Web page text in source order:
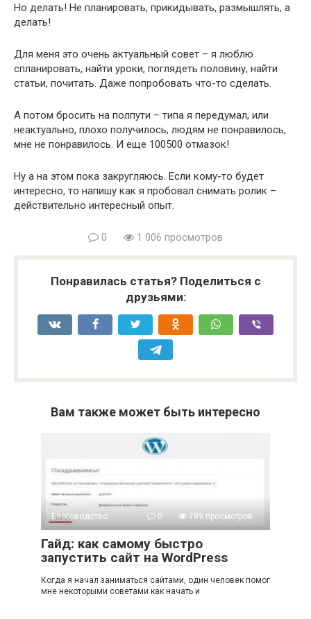
Но делать! Не планировать, прикидывать, размышлять, а
делать!
Для меня это очень актуальный совет – я люблю
спланировать, найти уроки, поглядеть половину, найти
статьи, почитать. Даже попробовать что-то сделать.
А потом бросить на полпути – типа я передумал, или
неактуально, плохо получилось, людям не понравилось,
мне не понравилось. И еще 100500 отмазок!
Ну а на этом пока закругляюсь. Если кому-то будет
интересно, то напишу как я пробовал снимать ролик –
действительно интересный опыт.
0 1 006 просмотров
Понравилась статья? Поделиться с
друзьями:
Вам также может быть интересно
Блоговодство 0 789 просмотров
Гайд: как самому быстро
запустить сайт на WordPress
Когда я начал заниматься сайтами, один человек помог
мне некоторыми советами как начать и